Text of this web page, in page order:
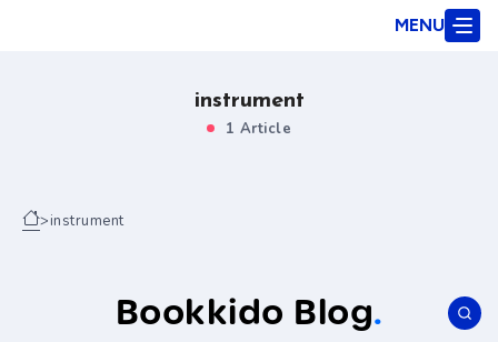
MENU
instrument
1 Article
>instrument
Bookkido Blog.